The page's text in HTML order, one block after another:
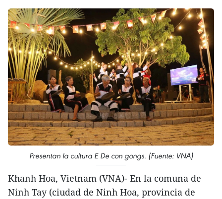
Presentan la cultura E De con gongs. (Fuente: VNA)
Khanh Hoa, Vietnam (VNA)- En la comuna de
Ninh Tay (ciudad de Ninh Hoa, provincia de